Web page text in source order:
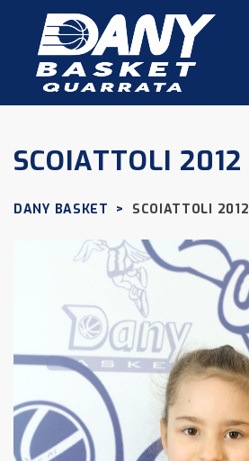
SCOIATTOLI 2012
DANY BASKET > SCOIATTOLI 2012